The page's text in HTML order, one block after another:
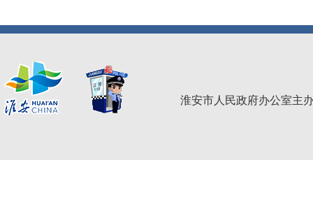
淮安市人民政府办公室主